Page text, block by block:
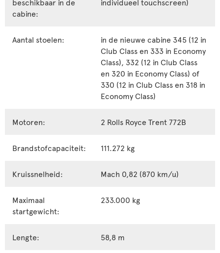
beschikbaar in de
cabine:
individueel touchscreen)
Aantal stoelen:
in de nieuwe cabine 345 (12 in
Club Class en 333 in Economy
Class), 332 (12 in Club Class
en 320 in Economy Class) of
330 (12 in Club Class en 318 in
Economy Class)
Motoren: 2 Rolls Royce Trent 772B
Brandstofcapaciteit: 111.272 kg
Kruissnelheid: Mach 0,82 (870 km/u)
Maximaal
startgewicht:
233.000 kg
Lengte: 58,8 m